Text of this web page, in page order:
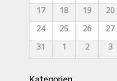
17
18 19 20
24
25 26 27
31
1 2 3